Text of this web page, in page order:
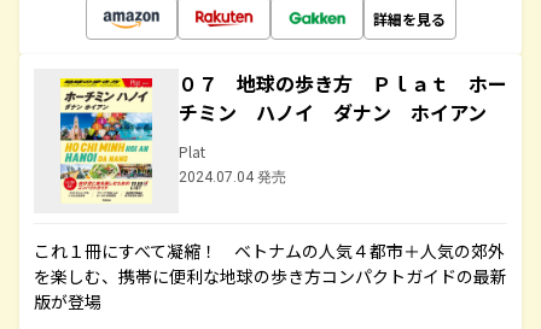
詳細を見る
０７ 地球の歩き方 Ｐｌａｔ ホー
チミン ハノイ ダナン ホイアン
Plat
2024.07.04 発売
これ１冊にすべて凝縮！ ベトナムの人気４都市＋人気の郊外
を楽しむ、携帯に便利な地球の歩き方コンパクトガイドの最新
版が登場